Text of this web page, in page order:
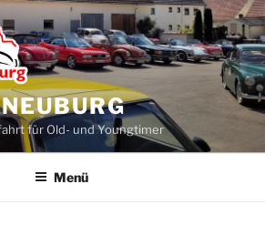
für Old- und Youngtimer
Menü